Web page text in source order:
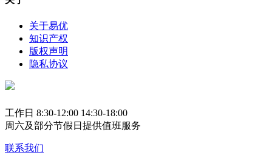
关于易优
知识产权
版权声明
隐私协议
工作日 8:30-12:00 14:30-18:00
周六及部分节假日提供值班服务
联系我们